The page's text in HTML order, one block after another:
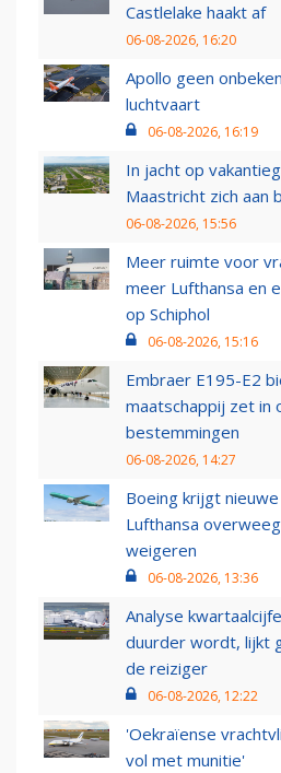
Castlelake haakt af
06-08-2026, 16:20
Apollo geen
luchtvaart
06-08-2026, 16:19
In jacht op
Maastricht zich aan
06-08-2026, 15:56
Meer ruimte voor
meer Lufthansa en
op Schiphol
06-08-2026, 15:16
Embraer E195-E2
maatschappij zet in
bestemmingen
06-08-2026, 14:27
Boeing krijgt
Lufthansa
weigeren
06-08-2026, 13:36
Analyse
duurder wordt, lijkt
de reiziger
06-08-2026, 12:22
'Oekraïense
vol met munitie'